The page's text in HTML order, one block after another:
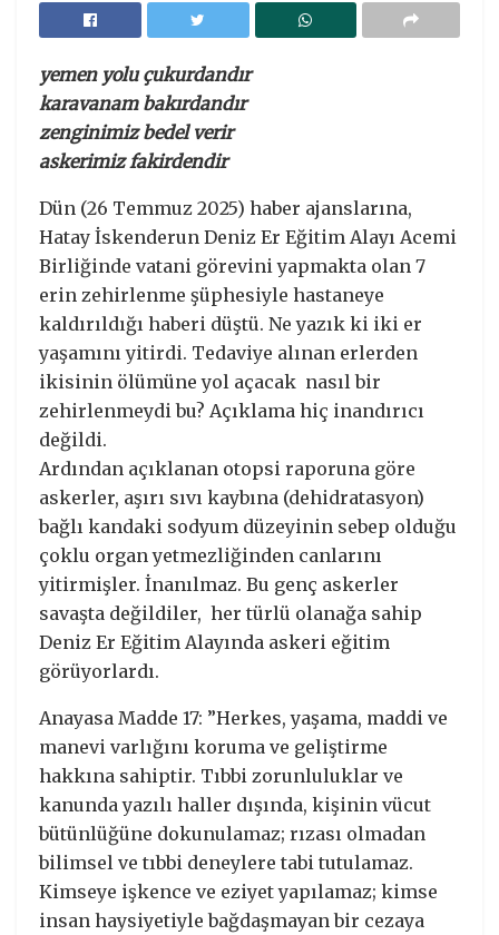
yemen yolu çukurdandır
karavanam bakırdandır
zenginimiz bedel verir
askerimiz fakirdendir
Dün (26 Temmuz 2025) haber ajanslarına,
Hatay İskenderun Deniz Er Eğitim Alayı Acemi
Birliğinde vatani görevini yapmakta olan 7
erin zehirlenme şüphesiyle hastaneye
kaldırıldığı haberi düştü. Ne yazık ki iki er
yaşamını yitirdi. Tedaviye alınan erlerden
ikisinin ölümüne yol açacak nasıl bir
zehirlenmeydi bu? Açıklama hiç inandırıcı
değildi.
Ardından açıklanan otopsi raporuna göre
askerler, aşırı sıvı kaybına (dehidratasyon)
bağlı kandaki sodyum düzeyinin sebep olduğu
çoklu organ yetmezliğinden canlarını
yitirmişler. İnanılmaz. Bu genç askerler
savaşta değildiler, her türlü olanağa sahip
Deniz Er Eğitim Alayında askeri eğitim
görüyorlardı.
Anayasa Madde 17: ”Herkes, yaşama, maddi ve
manevi varlığını koruma ve geliştirme
hakkına sahiptir. Tıbbi zorunluluklar ve
kanunda yazılı haller dışında, kişinin vücut
bütünlüğüne dokunulamaz; rızası olmadan
bilimsel ve tıbbi deneylere tabi tutulamaz.
Kimseye işkence ve eziyet yapılamaz; kimse
insan haysiyetiyle bağdaşmayan bir cezaya